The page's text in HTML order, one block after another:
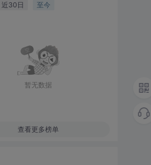
近30日 至今
暂无数据
查看更多榜单